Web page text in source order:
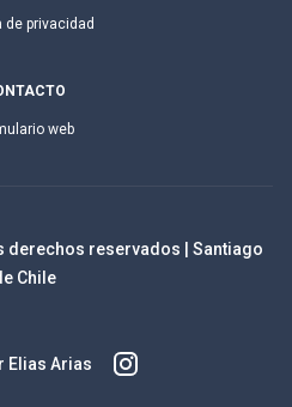
de privacidad
web
derechos reservados | Santiago
Chile
Elias Arias